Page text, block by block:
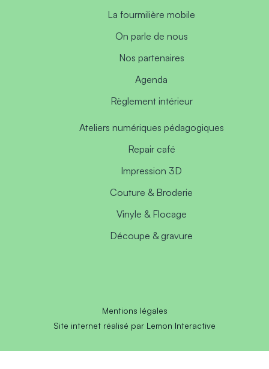
La fourmilière mobile
On parle de nous
Nos partenaires
Agenda
Règlement intérieur
Ateliers numériques pédagogiques
Repair café
Impression 3D
Couture & Broderie
Vinyle & Flocage
Découpe & gravure
Mentions légales
Site internet réalisé par Lemon Interactive